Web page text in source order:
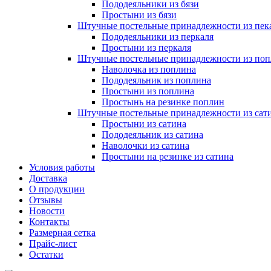
Пододеяльники из бязи
Простыни из бязи
Штучные постельные принадлежности из
Пододеяльники из перкаля
Простыни из перкаля
Штучные постельные принадлежности из
Наволочка из поплина
Пододеяльник из поплина
Простыни из поплина
Простынь на резинке поплин
Штучные постельные принадлежности из
Простыни из сатина
Пододеяльник из сатина
Наволочки из сатина
Простыни на резинке из сатина
Условия работы
Доставка
О продукции
Отзывы
Новости
Контакты
Размерная сетка
Прайс-лист
Остатки